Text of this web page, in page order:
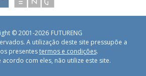
© 2001-2026 FUTURENG
A utilização deste site pressupõe a
presentestermos e condições.
acordo com eles, não utilize este site.